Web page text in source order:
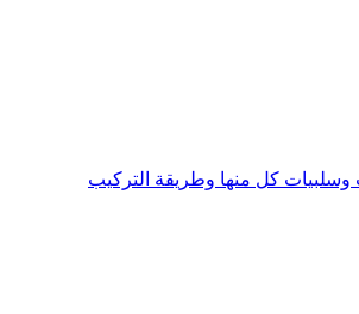
وسلبيات كل منها وطريقة التركيب